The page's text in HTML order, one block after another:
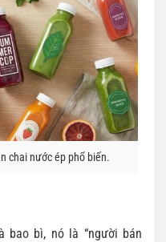
chai nước ép phổ biến.
bao bì, nó là “người bán